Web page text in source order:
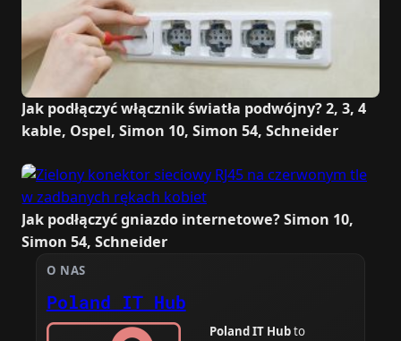
Jak podłączyć włącznik światła podwójny? 2, 3, 4
kable, Ospel, Simon 10, Simon 54, Schneider
Jak podłączyć gniazdo internetowe? Simon 10,
Simon 54, Schneider
O NAS
Poland IT Hub
Poland IT Hubto